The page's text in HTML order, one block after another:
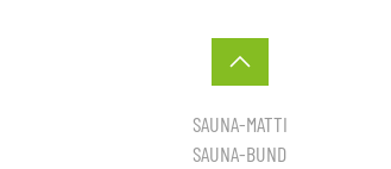
SAUNA-MATTI
SAUNA-BUND